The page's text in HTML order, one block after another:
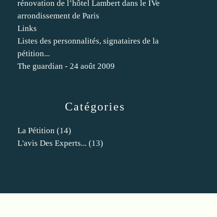
Catégories
La Pétition (14)
L'avis Des Experts... (13)
rénovation de l’hôtel Lambert dans le IVe
arrondissement de Paris
Links
Listes des personnalités, signataires de la
pétition...
The guardian - 24 août 2009